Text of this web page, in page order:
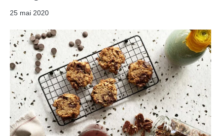
25 mai 2020